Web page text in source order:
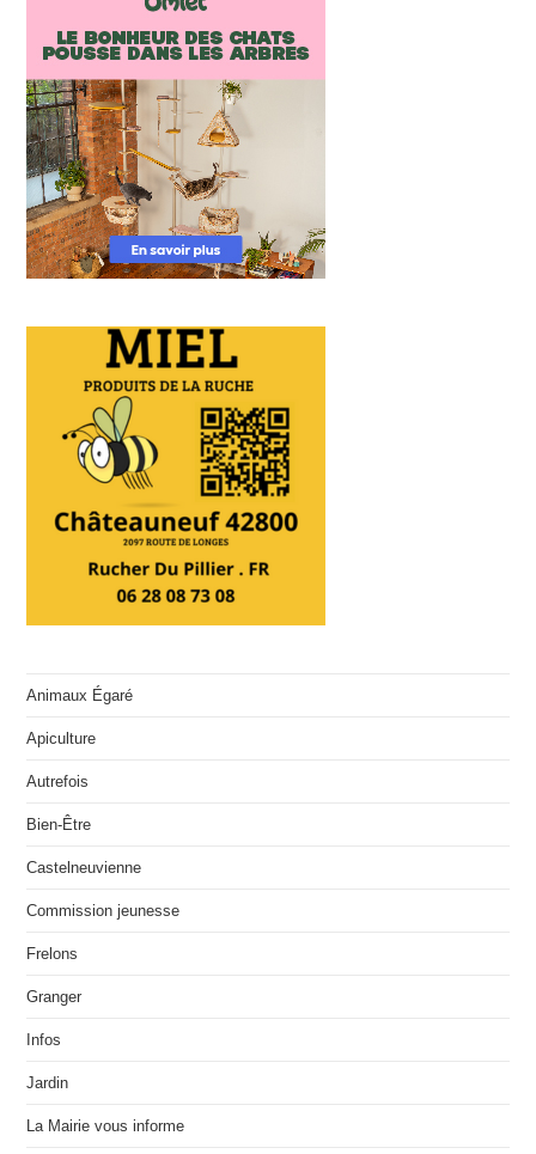
Animaux Égaré
Apiculture
Autrefois
Bien-Être
Castelneuvienne
Commission jeunesse
Frelons
Granger
Infos
Jardin
La Mairie vous informe